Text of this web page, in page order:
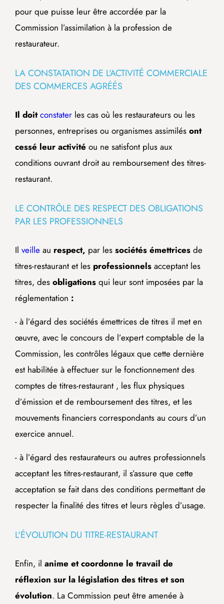
pour que puisse leur être accordée par la
Commission l’assimilation à la profession de
restaurateur.
LA CONSTATATION DE L'ACTIVITÉ COMMERCIALE
DES COMMERCES AGRÉÉS
Il doitconstater les cas où les restaurateurs ou les
personnes, entreprises ou organismes assimilés ont
cessé leur activité ou ne satisfont plus aux
conditions ouvrant droit au remboursement des titres-
restaurant.
LE CONTRÔLE DES RESPECT DES OBLIGATIONS
PAR LES PROFESSIONNELS
Il veille au respect, par les sociétés émettrices de
titres-restaurant et les professionnels acceptant les
titres, des obligations qui leur sont imposées par la
réglementation :
- à l’égard des sociétés émettrices de titres il met en
œuvre, avec le concours de l’expert comptable de la
Commission, les contrôles légaux que cette dernière
est habilitée à effectuer sur le fonctionnement des
comptes de titres-restaurant , les flux physiques
d’émission et de remboursement des titres, et les
mouvements financiers correspondants au cours d’un
exercice annuel.
- à l’égard des restaurateurs ou autres professionnels
acceptant les titres-restaurant, il s’assure que cette
acceptation se fait dans des conditions permettant de
respecter la finalité des titres et leurs règles d’usage.
L'ÉVOLUTION DU TITRE-RESTAURANT
Enfin, il anime et coordonne le travail de
réflexion sur la législation des titres et son
évolution. La Commission peut être amenée à